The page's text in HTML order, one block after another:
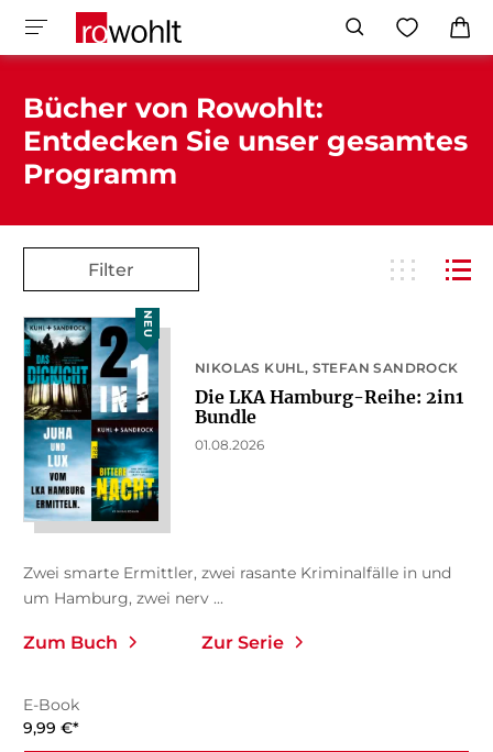
Bücher von Rowohlt:
Entdecken Sie unser gesamtes
Programm
Filter
NEU
NIKOLAS KUHL STEFAN SANDROCK
Die LKA Hamburg-Reihe: 2in1
Bundle
01.08.2026
Zwei smarte Ermittler, zwei rasante Kriminalfälle in und
um Hamburg, zwei nerv ...
Zum Buch Zur Serie
E-Book
9,99 €*